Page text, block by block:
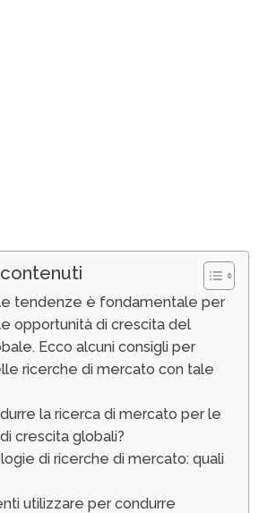
tendenze è fondamentale per
opportunità di crescita del
Ecco alcuni consigli per
ricerche di mercato con tale
la ricerca di mercato per le
crescita globali?
di ricerche di mercato: quali
utilizzare per condurre